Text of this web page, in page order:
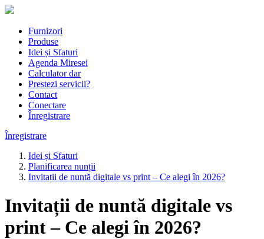
Furnizori
Produse
Idei și Sfaturi
Agenda Miresei
Calculator dar
Prestezi servicii?
Contact
Conectare
Înregistrare
Înregistrare
Idei și Sfaturi
Planificarea nunții
Invitații de nuntă digitale vs print – Ce alegi în 2026?
Invitații de nuntă digitale vs
print – Ce alegi în 2026?